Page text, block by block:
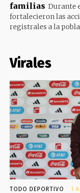
familias Durante
fortalecieron las
registrales a la
Virales
TODO DEPORTIVO 1